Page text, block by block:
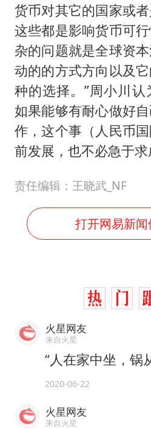
货币对其它的国家或
这些都是影响货币可
杂的问题就是全球资
动的的方式方向以及
种的选择。”周小川
如果能够有耐心做好
作，这个事（人民币
前发展，也不必急于求
责任编辑：王晓武_NF
打开网易新
火星网友
来自火星
“人在家中坐，锅
2020-06-22
火星网友
来自火星